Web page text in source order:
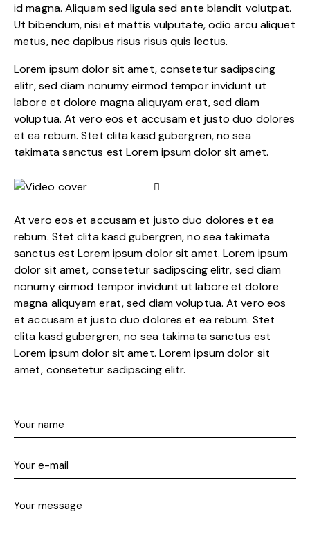
id magna. Aliquam sed ligula sed ante blandit volutpat.
Ut bibendum, nisi et mattis vulputate, odio arcu aliquet
metus, nec dapibus risus risus quis lectus.
Lorem ipsum dolor sit amet, consetetur sadipscing
elitr, sed diam nonumy eirmod tempor invidunt ut
labore et dolore magna aliquyam erat, sed diam
voluptua. At vero eos et accusam et justo duo dolores
et ea rebum. Stet clita kasd gubergren, no sea
takimata sanctus est Lorem ipsum dolor sit amet.
At vero eos et accusam et justo duo dolores et ea
rebum. Stet clita kasd gubergren, no sea takimata
sanctus est Lorem ipsum dolor sit amet. Lorem ipsum
dolor sit amet, consetetur sadipscing elitr, sed diam
nonumy eirmod tempor invidunt ut labore et dolore
magna aliquyam erat, sed diam voluptua. At vero eos
et accusam et justo duo dolores et ea rebum. Stet
clita kasd gubergren, no sea takimata sanctus est
Lorem ipsum dolor sit amet. Lorem ipsum dolor sit
amet, consetetur sadipscing elitr.